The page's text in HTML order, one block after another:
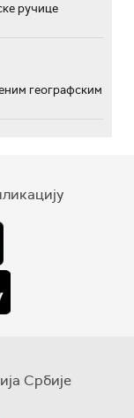
ручице
географским
Србије